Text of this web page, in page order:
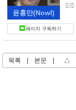
윤홍만(Nowl)
페이지 구독하기
목록 | 본문 | △